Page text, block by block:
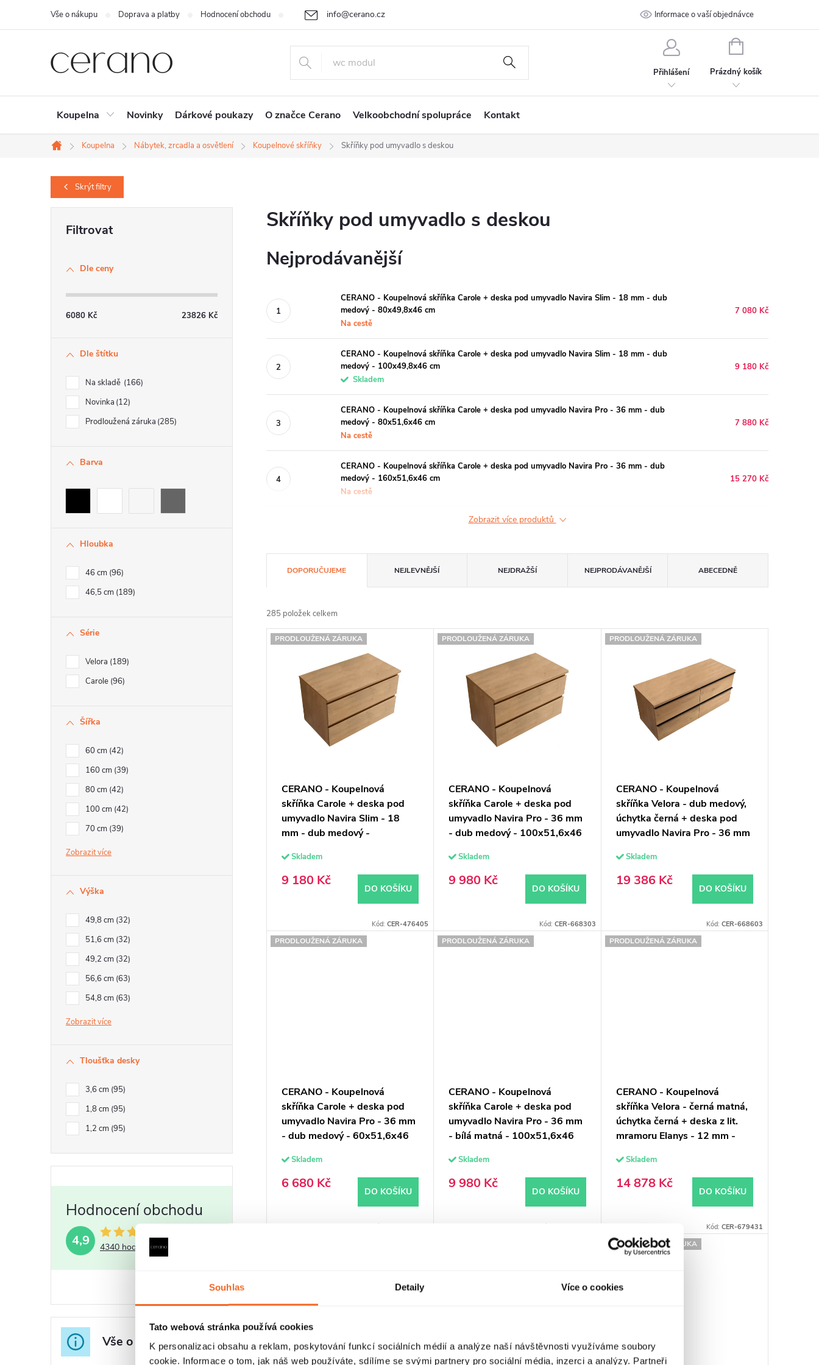
Souhlas Detaily Více o cookies
Tato webová stránka používá cookies
K personalizaci obsahu a reklam, poskytování funkcí sociálních médií a analýze naší návštěvnosti využíváme soubory
cookie. Informace o tom, jak náš web používáte, sdílíme se svými partnery pro sociální média, inzerci a analýzy. Partneři
+420 226 400 232
info@cerano.cz
Vše o nákupu Doprava a platby Hodnocení obchodu Cenová nabídka na míru Ochrana osobních údajů Kontakt
Informace o vaší objednávce
Přihlášení
NÁKUPNÍ
Prázdný košík
Koupelna Novinky Dárkové poukazy O značce Cerano Velkoobchodní spolupráce Kontakt
Domů
Koupelna Nábytek, zrcadla a osvětlení Koupelnové skříňky Skříňky pod umyvadlo s deskou
Skrýtfiltry
Dle ceny
6080 Kč 23826 Kč
Dle štítku
Na skladě 166
Novinka 12
Prodloužená záruka 285
Barva
Hloubka
46 cm 96
46,5 cm 189
Série
Velora 189
Carole 96
Šířka
60 cm 42
160 cm 39
80 cm 42
100 cm 42
70 cm 39
Zobrazit
Výška
49,8 cm 32
51,6 cm 32
49,2 cm 32
56,6 cm 63
54,8 cm 63
Zobrazit
Tloušťka desky
3,6 cm 95
1,8 cm 95
1,2 cm 95
4,9 4340 hodnocení
Vše o nákupu
Skříňky pod umyvadlo s deskou
Nejprodávanější
CERANO - Koupelnová skříňka Carole + deska pod umyvadlo Navira Slim - 18 mm - dub
medový - 80x49,8x46 cm
Na cestě
7 080 Kč
CERANO - Koupelnová skříňka Carole + deska pod umyvadlo Navira Slim - 18 mm - dub
medový - 100x49,8x46 cm
Skladem
9 180 Kč
CERANO - Koupelnová skříňka Carole + deska pod umyvadlo Navira Pro - 36 mm - dub
medový - 80x51,6x46 cm
Na cestě
7 880 Kč
CERANO - Koupelnová skříňka Carole + deska pod umyvadlo Navira Pro - 36 mm - dub
medový - 160x51,6x46 cm
Na cestě
15 270 Kč
Zobrazit více produktů
a
z
e
DOPORUČUJEME NEJLEVNĚJŠÍ NEJDRAŽŠÍ NEJPRODÁVANĚJŠÍ ABECEDNĚ
285 položek celkem
V
ů
PRODLOUŽENÁ ZÁRUKA
CERANO - Koupelnová
skříňka Carole + deska pod
umyvadlo Navira Slim - 18
mm - dub medový -
Skladem
9 180 Kč
DO KOŠÍKU
Kód:CER-476405
PRODLOUŽENÁ ZÁRUKA
CERANO - Koupelnová
skříňka Carole + deska pod
umyvadlo Navira Pro - 36 mm
- dub medový - 100x51,6x46
Skladem
9 980 Kč
DO KOŠÍKU
Kód: CER-668303
PRODLOUŽENÁ ZÁRUKA
CERANO - Koupelnová
skříňka Velora - dub medový,
úchytka černá + deska pod
umyvadlo Navira Pro - 36 mm
Skladem
19 386 Kč
DO KOŠÍKU
Kód: CER-668603
PRODLOUŽENÁ ZÁRUKA
CERANO - Koupelnová
skříňka Carole + deska pod
umyvadlo Navira Pro - 36 mm
- dub medový - 60x51,6x46
Skladem
6 680 Kč
DO KOŠÍKU
PRODLOUŽENÁ ZÁRUKA
CERANO - Koupelnová
skříňka Carole + deska pod
umyvadlo Navira Pro - 36 mm
- bílá matná - 100x51,6x46
Skladem
9 980 Kč
DO KOŠÍKU
PRODLOUŽENÁ ZÁRUKA
CERANO - Koupelnová
skříňka Velora - černá matná,
úchytka černá + deska z lit.
mramoru Elanys - 12 mm -
cmSkladem
14 878 Kč
DO KOŠÍKU
Kód: CER-679431
PRODLOUŽENÁ ZÁRUKA